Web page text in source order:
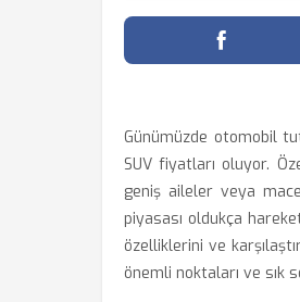
Günümüzde otomobil
SUV fiyatları oluyor.
geniş aileler veya
piyasası oldukça
özelliklerini ve
önemli noktaları ve sık